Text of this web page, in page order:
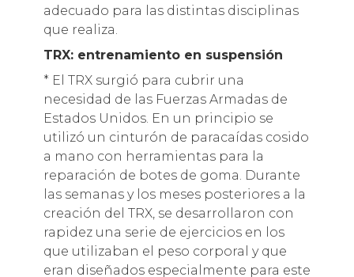
adecuado para las distintas disciplinas
que realiza.
TRX: entrenamiento en suspensión
* El TRX surgió para cubrir una
necesidad de las Fuerzas Armadas de
Estados Unidos. En un principio se
utilizó un cinturón de paracaídas cosido
a mano con herramientas para la
reparación de botes de goma. Durante
las semanas y los meses posteriores a la
creación del TRX, se desarrollaron con
rapidez una serie de ejercicios en los
que utilizaban el peso corporal y que
eran diseñados especialmente para este